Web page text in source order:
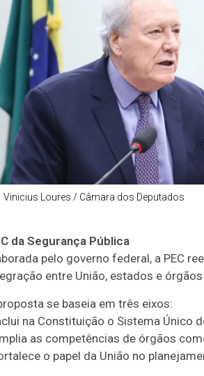
Vinicius Loures / Câmara dos Deputados
da Segurança Pública
pelo governo federal, a PEC
entre União, estados e
se baseia em três eixos:
na Constituição o Sistema Único
as competências de órgãos
o papel da União no